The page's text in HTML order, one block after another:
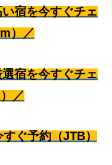
宿を今すぐチェ
）／
宿を今すぐチェ
／
ぐ予約（JTB）